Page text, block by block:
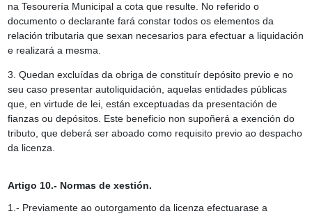
na Tesourería Municipal a cota que resulte. No referido o
documento o declarante fará constar todos os elementos da
relación tributaria que sexan necesarios para efectuar a liquidación
e realizará a mesma.
3. Quedan excluídas da obriga de constituír depósito previo e no
seu caso presentar autoliquidación, aquelas entidades públicas
que, en virtude de lei, están exceptuadas da presentación de
fianzas ou depósitos. Este beneficio non supoñerá a exención do
tributo, que deberá ser aboado como requisito previo ao despacho
da licenza.
Artigo 10.- Normas de xestión.
1.- Previamente ao outorgamento da licenza efectuarase a